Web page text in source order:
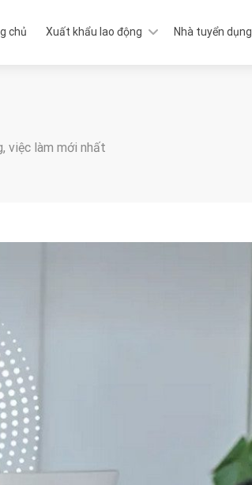
chủ Xuất khẩu lao động Nhà tuyển dụng
việc làm mới nhất